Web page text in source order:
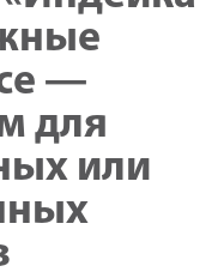
—
для
или